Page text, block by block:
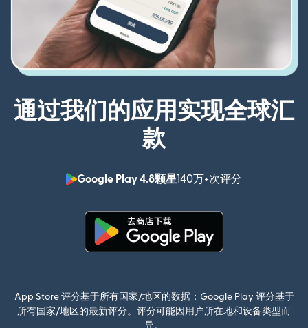
通过我们的应用实现全球汇
款
Google Play 4.8颗星140万+次评分
App Store 评分基于所有国家/地区的数据；Google Play 评分基于
所有国家/地区的最新评分。评分可能因用户所在地和设备类型而
异。